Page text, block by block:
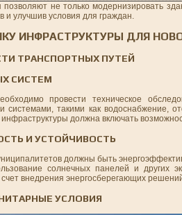
не только модернизировать
и улучшив условия для граждан.
ИНФРАСТРУКТУРЫ ДЛЯ
ТРАНСПОРТНЫХ ПУТЕЙ
СИСТЕМ
провести техническое
такими как водоснабжение,
должна включать
И УСТОЙЧИВОСТЬ
должны быть
солнечных панелей и других
внедрения энергосберегающих
УСЛОВИЯ